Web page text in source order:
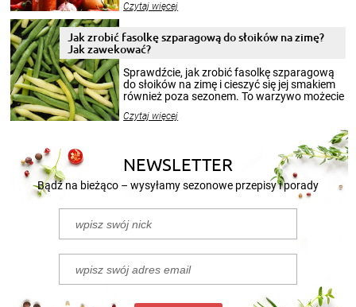
krajobrazów, by cieszyć nimi oko w sezonie
pełni poczuć atmosferę cieplejszych
miesięcy. Przygotowanie słoików ze
patenty, które pozwolą zachować świeżość
przetworów.
Czytaj więcej
Jak zrobić fasolkę szparagową do słoików na zimę?
Jak zawekować?
Sprawdźcie, jak zrobić fasolkę szparagową
do słoików na zimę i cieszyć się jej smakiem
również poza sezonem. To warzywo możecie
nasze propozycje!
Czytaj więcej
NEWSLETTER
Bądź na bieżąco – wysyłamy sezonowe przepisy i porady